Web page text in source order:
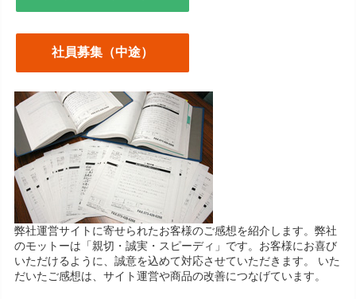
社員募集（中途）
弊社運営サイトに寄せられたお客様のご感想を紹介します。弊社
のモットーは「親切・誠実・スピーディ」です。お客様にお喜び
いただけるように、誠意を込めて対応させていただきます。 いた
だいたご感想は、サイト運営や商品の改善につなげています。